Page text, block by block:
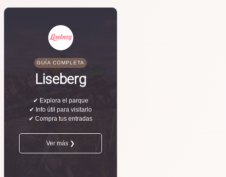
GUÍA COMPLETA
Liseberg
✔ Explora el parque
✔ Info útil para visitarlo
✔ Compra tus entradas
Ver más ❯